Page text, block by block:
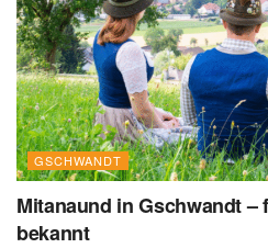
GSCHWANDT
Mitanaund in Gschwandt –
bekannt